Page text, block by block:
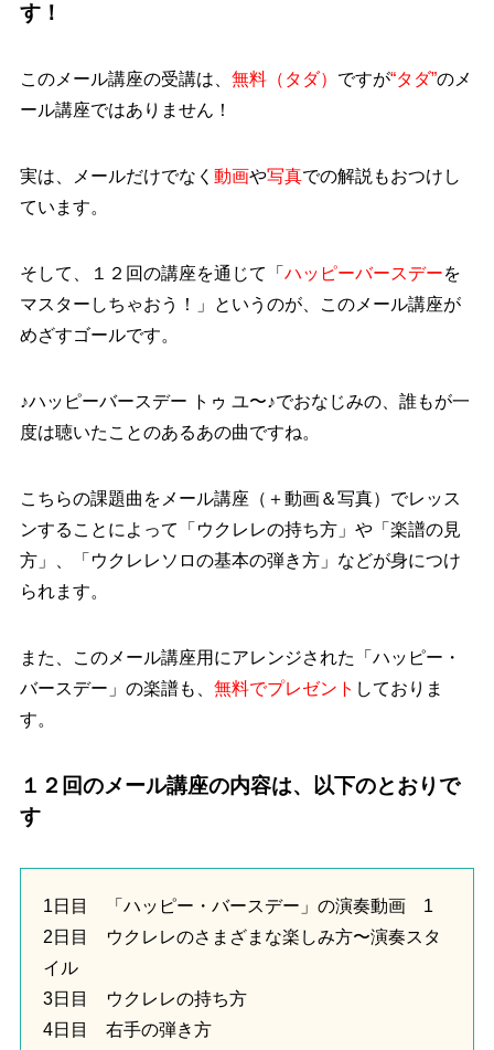
す！
このメール講座の受講は、 無料（タダ） ですが“タダ”のメ
ール講座ではありません！
実は、メールだけでなく 動画や写真での解説もおつけし
ています。
そして、１２回の講座を通じて 「 ハッピーバースデーを
マスターしちゃおう！」
というのが、このメール講座が
めざすゴールです。
♪ハッピーバースデー トゥ ユ〜♪でおなじみの、誰もが一
度は聴いたことのあるあの曲ですね。
こちらの課題曲をメール講座（＋動画＆写真）でレッス
ンすることによって「ウクレレの持ち方」や「楽譜の見
方」、「ウクレレソロの基本の弾き方」などが身につけ
られます。
また、このメール講座用にアレンジされた「ハッピー・
バースデー」の楽譜も、 無料でプレゼント しておりま
す。
１２回のメール講座の内容は、以下のとおりで
す
1日目 「ハッピー・バースデー」の演奏動画 1
2日目 ウクレレのさまざまな楽しみ方〜演奏スタ
イル
3日目 ウクレレの持ち方
4日目 右手の弾き方